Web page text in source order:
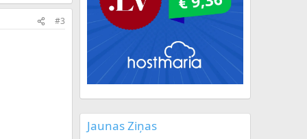
#3
Jaunas Ziņas